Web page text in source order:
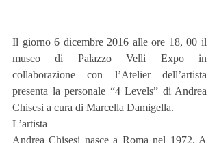
Il giorno 6 dicembre 2016 alle ore 18, 00 il
museo di Palazzo Velli Expo in
collaborazione con l’Atelier dell’artista
presenta la personale “4 Levels” di Andrea
Chisesi a cura di Marcella Damigella.
L’artista
Andrea Chisesi nasce a Roma nel 1972. A